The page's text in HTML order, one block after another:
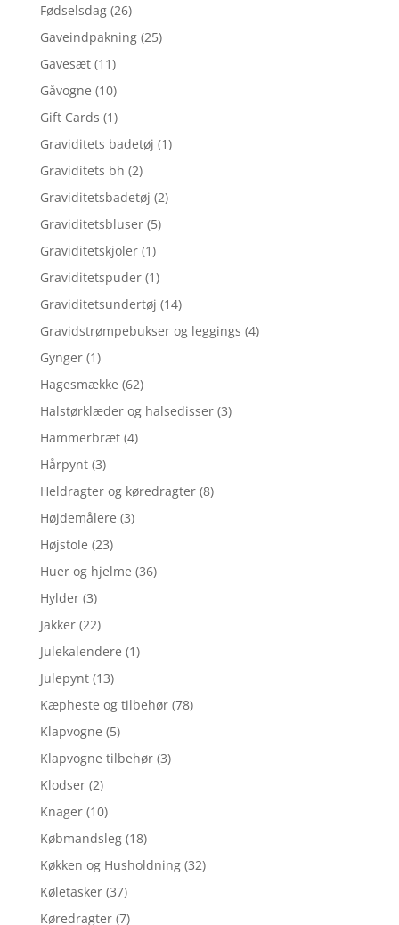
Fødselsdag (26)
Gaveindpakning (25)
Gavesæt (11)
Gåvogne (10)
Gift Cards (1)
Graviditets badetøj (1)
Graviditets bh (2)
Graviditetsbadetøj (2)
Graviditetsbluser (5)
Graviditetskjoler (1)
Graviditetspuder (1)
Graviditetsundertøj (14)
Gravidstrømpebukser og leggings (4)
Gynger (1)
Hagesmække (62)
Halstørklæder og halsedisser (3)
Hammerbræt (4)
Hårpynt (3)
Heldragter og køredragter (8)
Højdemålere (3)
Højstole (23)
Huer og hjelme (36)
Hylder (3)
Jakker (22)
Julekalendere (1)
Julepynt (13)
Kæpheste og tilbehør (78)
Klapvogne (5)
Klapvogne tilbehør (3)
Klodser (2)
Knager (10)
Købmandsleg (18)
Køkken og Husholdning (32)
Køletasker (37)
Køredragter (7)